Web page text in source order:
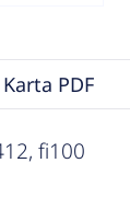
Karta PDF
fi100